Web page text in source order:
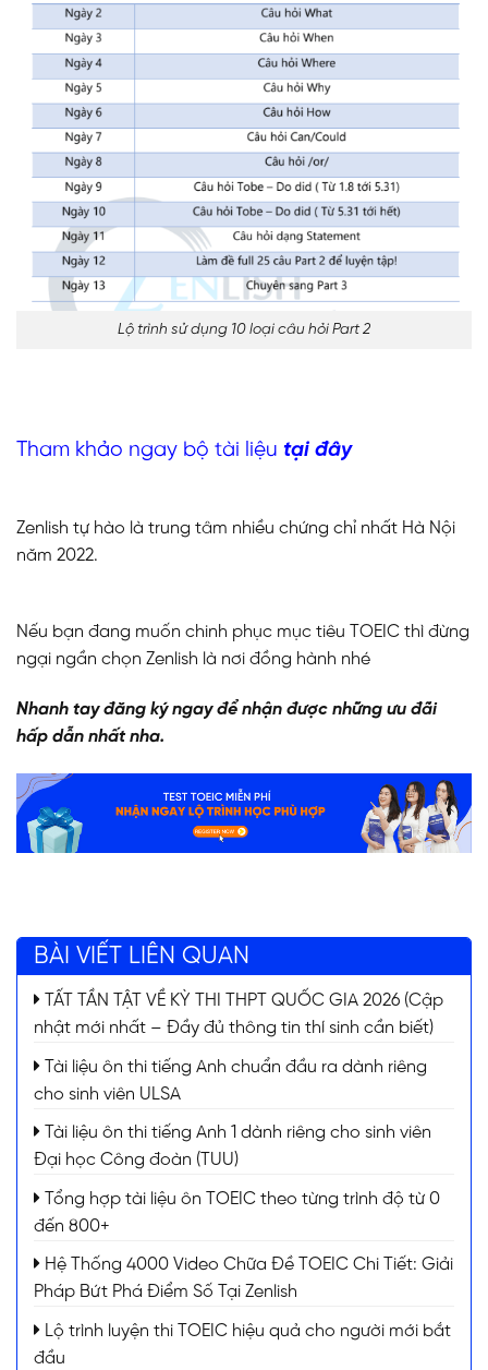
Lộ trình sử dụng 10 loại câu hỏi Part 2
Tham khảo ngay bộ tài liệu tại đây
Zenlish tự hào là trung tâm nhiều chứng chỉ nhất Hà Nội
năm 2022.
Nếu bạn đang muốn chinh phục mục tiêu TOEIC thì đừng
ngại ngần chọn Zenlish là nơi đồng hành nhé
Nhanh tay đăng ký ngay để nhận được những ưu đãi
hấp dẫn nhất nha.
BÀI VIẾT LIÊN QUAN
TẤT TẦN TẬT VỀ KỲ THI THPT QUỐC GIA 2026 (Cập
nhật mới nhất – Đầy đủ thông tin thí sinh cần biết)
Tài liệu ôn thi tiếng Anh chuẩn đầu ra dành riêng
cho sinh viên ULSA
Tài liệu ôn thi tiếng Anh 1 dành riêng cho sinh viên
Đại học Công đoàn (TUU)
Tổng hợp tài liệu ôn TOEIC theo từng trình độ từ 0
đến 800+
Hệ Thống 4000 Video Chữa Đề TOEIC Chi Tiết: Giải
Pháp Bứt Phá Điểm Số Tại Zenlish
Lộ trình luyện thi TOEIC hiệu quả cho người mới bắt
đầu